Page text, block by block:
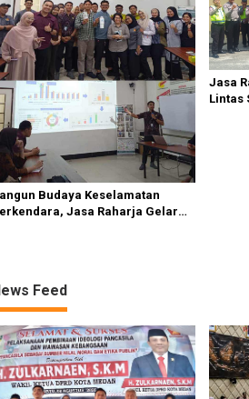
Budaya Keselamatan
Jasa Raharja Gelar
Jasa
Lintas
Feed